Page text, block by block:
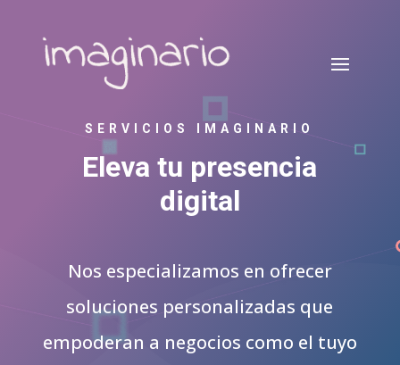
SERVICIOS IMAGINARIO
Eleva tu presencia
digital
Nos especializamos en ofrecer
soluciones personalizadas que
empoderan a negocios como el tuyo